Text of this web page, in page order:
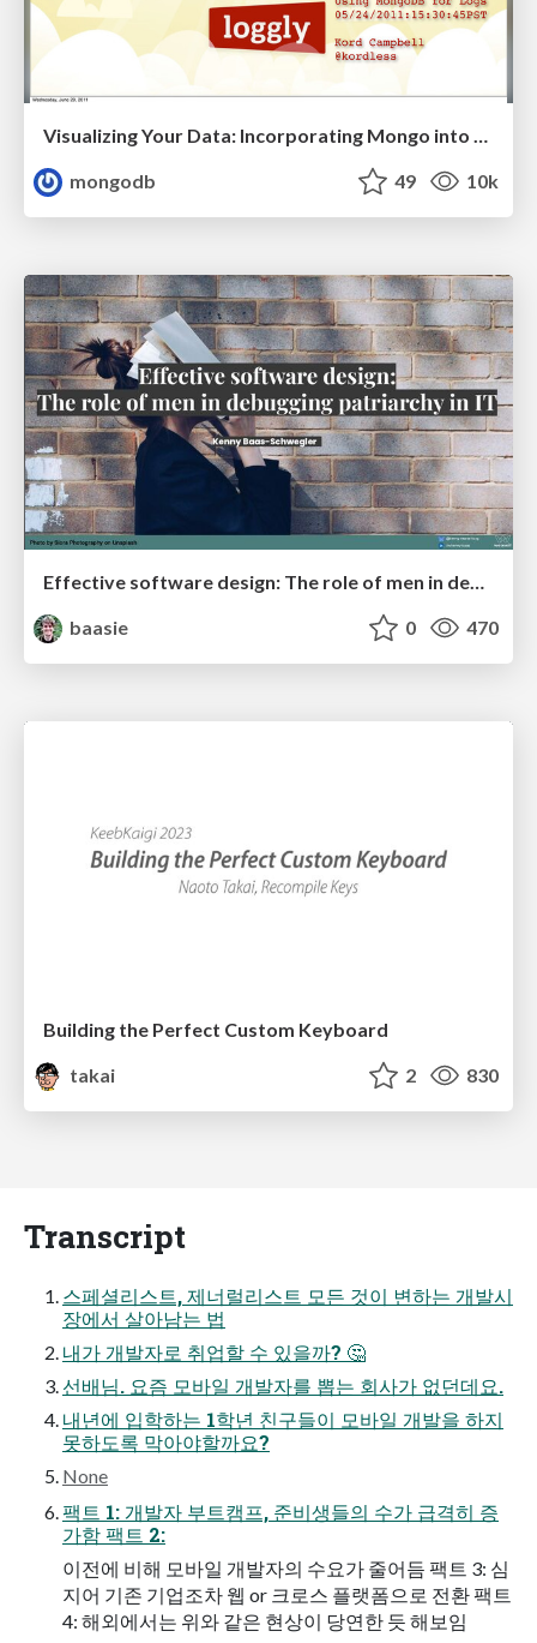
Visualizing Your Data: Incorporating Mongo into Loggly Infrastructure
mongodb
49 10k
Effective software design: The role of men in debugging patriarchy in IT @ Voxxed Days AMS
baasie
0 470
Building the Perfect Custom Keyboard
takai
2 830
Transcript
스페셜리스트, 제너럴리스트 모든 것이 변하는 개발시
장에서 살아남는 법
내가 개발자로 취업할 수 있을까? 🤔
선배님. 요즘 모바일 개발자를 뽑는 회사가 없던데요.
내년에 입학하는 1학년 친구들이 모바일 개발을 하지
못하도록 막아야할까요?
None
팩트 1: 개발자 부트캠프, 준비생들의 수가 급격히 증
가함 팩트 2:
이전에 비해 모바일 개발자의 수요가 줄어듬 팩트 3: 심
지어 기존 기업조차 웹 or 크로스 플랫폼으로 전환 팩트
4: 해외에서는 위와 같은 현상이 당연한 듯 해보임